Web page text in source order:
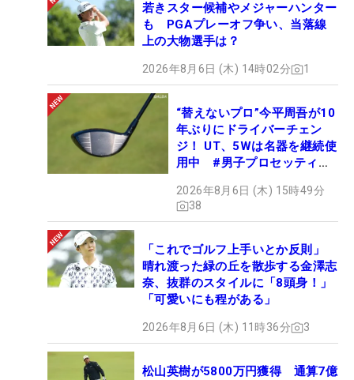
若きスター候補やメジャーハンター
も PGAプレーオフ争い、当落線
上の大物選手は？
2026年8月6日 (木) 14時02分 1
“替えないプロ”今平周吾が10
年ぶりにドライバーチェン
ジ！ UT、5Wは名器を継続使
用中 #男子プロセッティン
2026年8月6日 (木) 15時49分
38
「これでゴルフ上手いとか反則」
晴れ渡った緑の丘を散歩する金澤志
奈、抜群のスタイルに「8頭身！」
「可愛いにも程がある」
2026年8月6日 (木) 11時36分 3
松山英樹が5800万円獲得 通算7億